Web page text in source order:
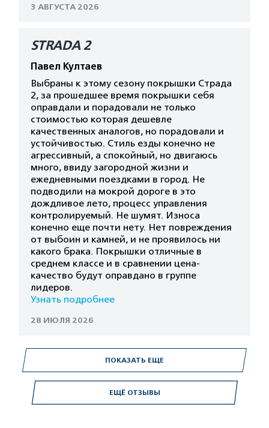
ЕЩЁ ОТЗЫВЫ
3 АВГУСТА 2026
STRADA 2
Павел Култаев
Выбраны к этому сезону покрышки Страда
2, за прошедшее время покрышки себя
оправдали и порадовали не только
стоимостью которая дешевле
качественных аналогов, но порадовали и
устойчивостью. Стиль езды конечно не
агрессивный, а спокойный, но двигаюсь
много, ввиду загородной жизни и
ежедневными поездками в город. Не
подводили на мокрой дороге в это
дождливое лето, процесс управления
контролируемый. Не шумят. Износа
конечно еще почти нету. Нет повреждения
от выбоин и камней, и не проявилось ни
какого брака. Покрышки отличные в
среднем классе и в сравнении цена-
качество будут оправдано в группе
лидеров.
Узнать подробнее
28 ИЮЛЯ 2026
ПОКАЗАТЬ ЕЩЕ